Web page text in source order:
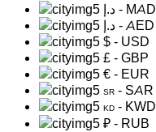
د.إ - MAD
د.إ - AED
$ - USD
£ - GBP
€ - EUR
SR - SAR
KD - KWD
₽ - RUB